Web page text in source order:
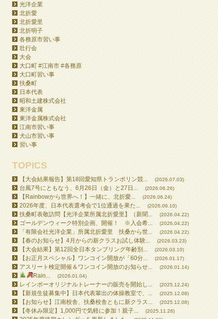
光洋企業
北折愛
北折愛里
北折明子
各務原市習い事
壮行会
大会
大口町 #江南市 #各務原
大口町習い事
扶桑町
日本代表
昭和土建株式会社
東洋金属
東洋金属株式会社
江南市習い事
犬山市習い事
習い事
TOPICS
【大会結果報告】第18回愛知県トランポリン競... (2026.07.03)
台風7号にともなう、6月26日（金）と27日... (2026.06.26)
【Rainbowから世界へ！】一緒に、北折愛... (2026.06.24)
2026年度、日本代表選考会で1位通過を果た... (2026.06.10)
扶桑町表敬訪問【光洋企業所属北折愛里】（新聞... (2026.04.22)
ゴールデンウィーク特別企画、開催！ ※入会希... (2026.04.22)
「有限会社光洋企業」所属北折愛里 扶桑から世... (2026.04.22)
【春のお知らせ】4月からの新クラスお試し体験... (2026.03.23)
【大会結果】第12回全日本タンブリング年齢別... (2026.03.10)
【お正月スペシャル】ワンコイン開放が「60分... (2026.01.17)
アスリート検定開催＆ワンコイン開放のお知らせ... (2026.01.14)
Rain... (2026.01.04)
レインボーオリジナルトレーナーの販売を開始し... (2025.12.24)
【新規生徒募集中】日本代表輩出の体操教室で、... (2025.12.08)
【お知らせ】江南校舎、扶桑校舎ともに新クラス... (2025.12.08)
【冬休み限定】1,000円で気軽に参加！親子... (2025.11.26)